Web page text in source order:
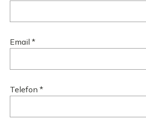
Email *
Telefon *